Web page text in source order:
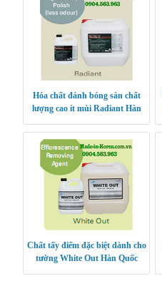
Hóa chất đánh bóng sàn chất
lượng cao ít mùi Radiant Hàn
Chất tẩy điểm đặc biệt dành cho
tường White Out Hàn Quốc